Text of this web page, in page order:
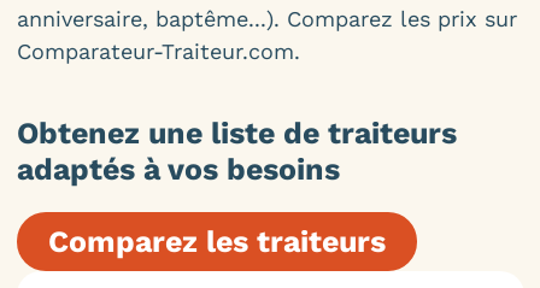
anniversaire, baptême...). Comparez les prix sur
Comparateur-Traiteur.com.
Obtenez une liste de traiteurs
adaptés à vos besoins
Comparez les traiteurs